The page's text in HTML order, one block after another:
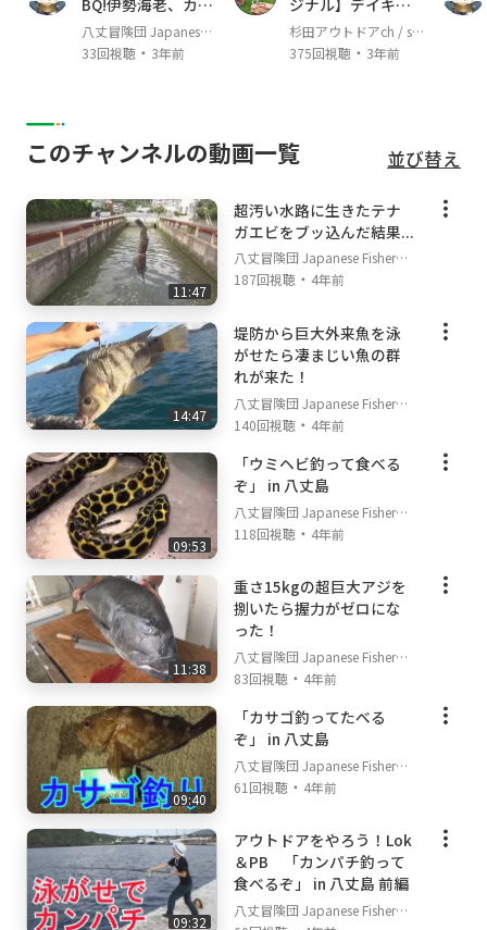
BQ!伊勢海老、カ
キ、サザエで酒爆飲
み!!
八丈冒険団 Japanese F
isherman's TV
33回視聴・ 3年前
ジナル】デイキャ
ンプのススメ。 Par
t3：食事・撤収編
杉田アウトドアch / su
gita outdoor channel
375回視聴・ 3年前
このチャンネルの動画一覧 並び替え
11:47
超汚い水路に生きたテナ
ガエビをブッ込んだ結果...
八丈冒険団 Japanese Fisherm
an's TV
187回視聴 ・ 4年前
14:47
堤防から巨大外来魚を泳
がせたら凄まじい魚の群
れが来た！
八丈冒険団 Japanese Fisherm
an's TV
140回視聴 ・ 4年前
09:53
「ウミヘビ釣って食べる
ぞ」 in 八丈島
八丈冒険団 Japanese Fisherm
an's TV
118回視聴 ・ 4年前
11:38
重さ15kgの超巨大アジを
捌いたら握力がゼロにな
った！
八丈冒険団 Japanese Fisherm
an's TV
83回視聴 ・ 4年前
09:40
「カサゴ釣ってたべる
ぞ」 in 八丈島
八丈冒険団 Japanese Fisherm
an's TV
61回視聴 ・ 4年前
09:32
アウトドアをやろう！Lok
＆PB 「カンパチ釣って
食べるぞ」 in 八丈島 前編
八丈冒険団 Japanese Fisherm